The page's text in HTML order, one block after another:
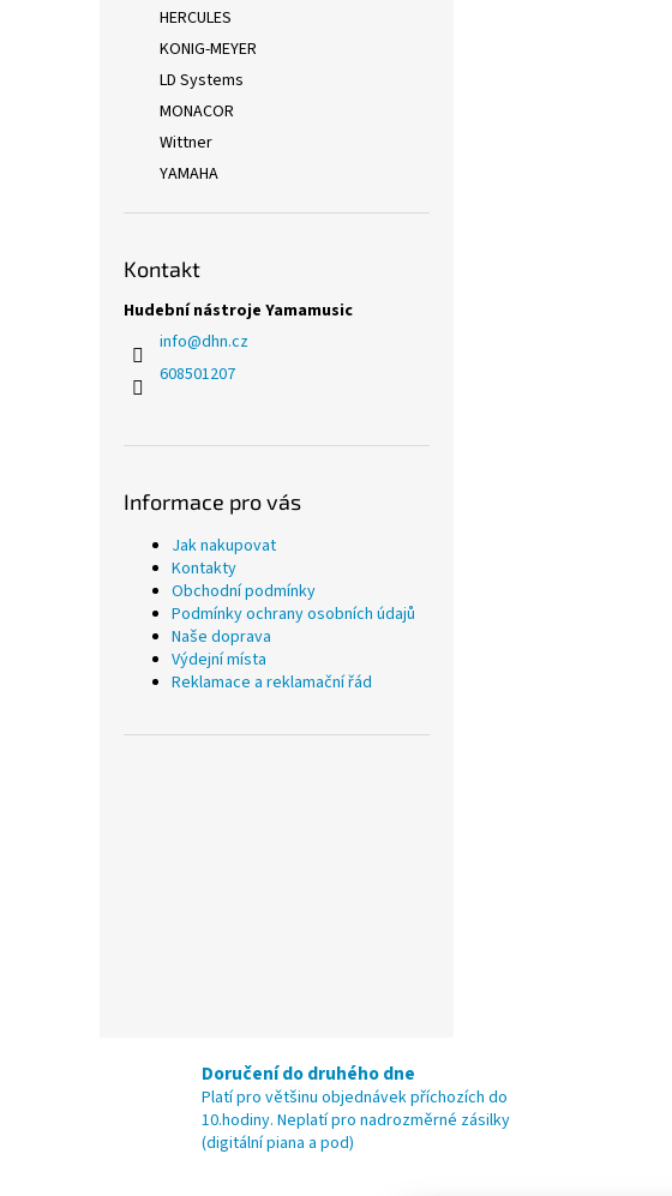
HERCULES
KONIG-MEYER
LD Systems
MONACOR
Wittner
YAMAHA
Kontakt
Hudební nástroje Yamamusic
info@dhn.cz
608501207
Informace pro vás
Jak nakupovat
Kontakty
Obchodní podmínky
Podmínky ochrany osobních údajů
Naše doprava
Výdejní místa
Reklamace a reklamační řád
Doručení do druhého dne
Platí pro většinu objednávek příchozích do
10.hodiny. Neplatí pro nadrozměrné zásilky
(digitální piana a pod)